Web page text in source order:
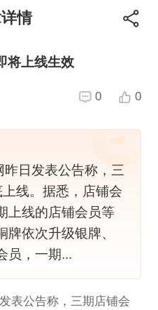
情
将上线生效
0 0
日发表公告称，三
线。据悉，店铺会
上线的店铺会员等
依次升级银牌、
员，一期...
表公告称，三期店铺会